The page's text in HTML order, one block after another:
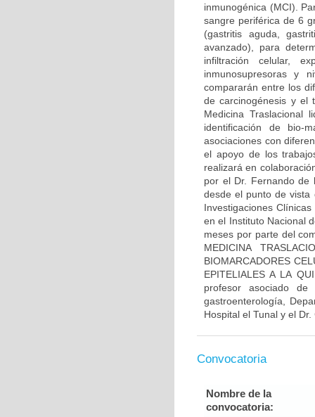
inmunogénica (MCI).
sangre periférica de 6
(gastritis aguda,
avanzado), para
infiltración celular,
inmunosupresoras y
compararán entre los
de carcinogénesis y el
Medicina Traslacional
identificación de bio-
asociaciones con
el apoyo de los
realizará en
por el Dr. Fernando de
desde el punto de vista
Investigaciones
en el Instituto Nacional
meses por parte del
MEDICINA
BIOMARCADORES
EPITELIALES A LA
profesor asociado
gastroenterología,
Hospital el Tunal y el
Convocatoria
Nombre de la
convocatoria: